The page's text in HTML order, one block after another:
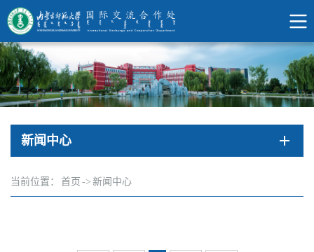
新闻中心
当前位置： 首页 -> 新闻中心